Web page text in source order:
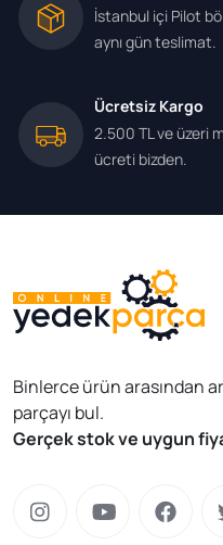
İstanbul içi Pilot
aynı gün teslimat.
Ücretsiz Kargo
2.500 TL ve üzeri
ücreti bizden.
Binlerce ürün arasından
parçayı bul.
Gerçek stok ve uygun